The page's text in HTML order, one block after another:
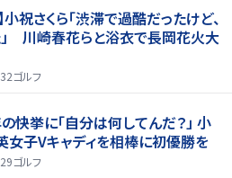
小祝さくら「渋滞で過酷だったけど、
」 川崎春花らと浴衣で長岡花火大
ゴルフ
快挙に「自分は何してんだ？」 小
子Vキャディを相棒に初優勝を
ゴルフ